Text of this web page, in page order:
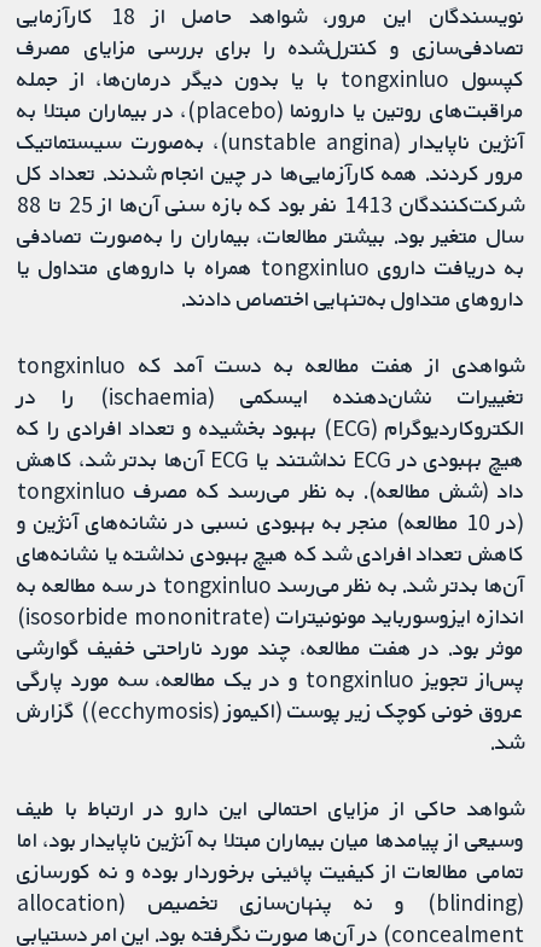
نویسندگان این مرور، شواهد حاصل از 18 کارآزمایی
تصادفی‌سازی و کنترل‌شده را برای بررسی مزایای مصرف
کپسول tongxinluo با یا بدون دیگر درمان‌ها، از جمله
مراقبت‌های روتین یا دارونما (placebo)، در بیماران مبتلا به
آنژین ناپایدار (unstable angina)، به‌صورت سیستماتیک
مرور کردند. همه کارآزمایی‌ها در چین انجام شدند. تعداد کل
شرکت‌کنندگان 1413 نفر بود که بازه سنی آن‌ها از 25 تا 88
سال متغیر بود. بیشتر مطالعات، بیماران را به‌صورت تصادفی‌
به دریافت داروی tongxinluo همراه با داروهای متداول یا
داروهای متداول به‌تنهایی اختصاص دادند.
شواهدی از هفت مطالعه به دست آمد که tongxinluo
تغییرات نشان‌دهنده ایسکمی (ischaemia) را در
الکتروکاردیوگرام (ECG) بهبود بخشیده و تعداد افرادی را که
هیچ بهبودی در ECG نداشتند یا ECG آن‌ها بدتر شد، کاهش
داد (شش مطالعه). به نظر می‌رسد که مصرف tongxinluo
(در 10 مطالعه) منجر به بهبودی نسبی در نشانه‌های آنژین و
کاهش تعداد افرادی شد که هیچ بهبودی نداشته یا نشانه‌های
آن‌ها بدتر شد. به نظر می‌رسد tongxinluo در سه مطالعه به
اندازه ایزوسورباید مونونیترات (isosorbide mononitrate)
موثر بود. در هفت مطالعه، چند مورد ناراحتی خفیف گوارشی
پس‌از تجویز tongxinluo و در یک مطالعه، سه مورد پارگی
عروق خونی کوچک زیر پوست (اکیموز (ecchymosis)) گزارش
شد.
شواهد حاکی از مزایای احتمالی این دارو در ارتباط با طیف
وسیعی از پیامدها میان بیماران مبتلا به آنژین ناپایدار بود، اما
تمامی مطالعات از کیفیت پائینی برخوردار بوده و نه کورسازی
(blinding) و نه پنهان‏‌سازی تخصیص (allocation
concealment) در آن‌ها صورت نگرفته بود. این امر دستیابی